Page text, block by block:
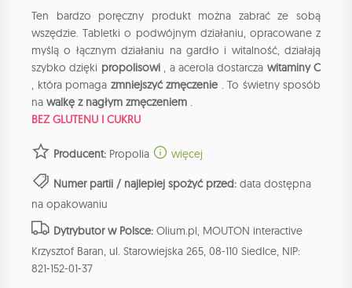
Ten bardzo poręczny produkt można zabrać ze sobą
wszędzie. Tabletki o podwójnym działaniu, opracowane z
myślą o łącznym działaniu na gardło i witalność, działają
szybko dzięki propolisowi, a acerola dostarcza witaminy C
, która pomaga zmniejszyć zmęczenie . To świetny sposób
na walkę z nagłym zmęczeniem .
BEZ GLUTENU I CUKRU
Producent: Propolia więcej
Numer partii / najlepiej spożyć przed: data dostępna
na opakowaniu
Dytrybutor w Polsce: Olium.pl, MOUTON interactive
Krzysztof Baran, ul. Starowiejska 265, 08-110 Siedlce, NIP:
821-152-01-37